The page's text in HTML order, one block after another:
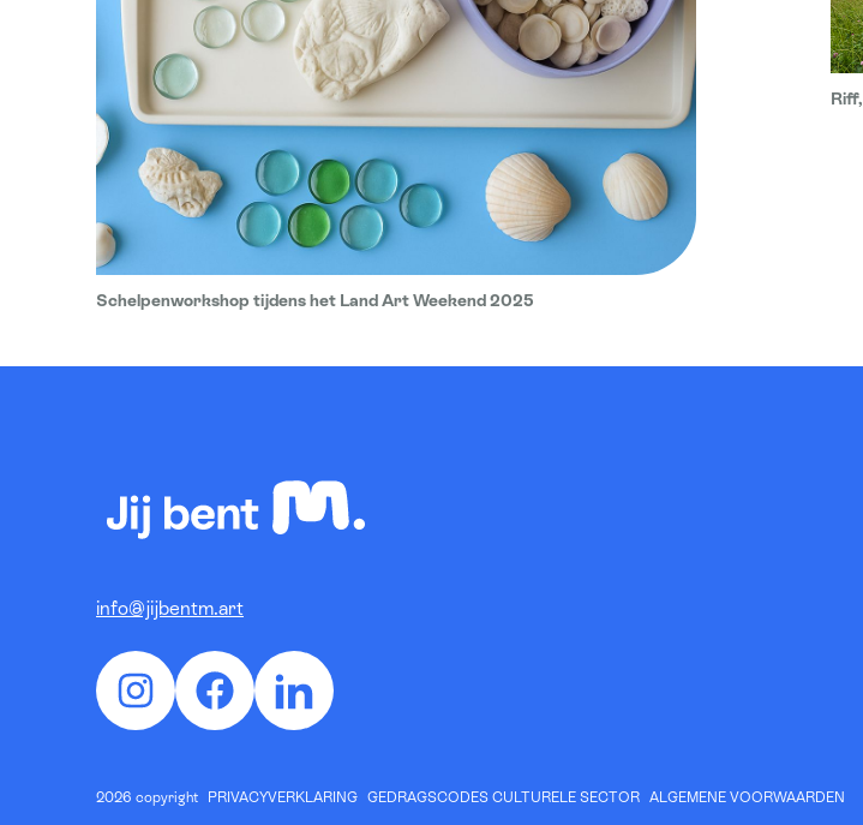
Schelpenworkshop tijdens het Land Art Weekend 2025
info@jijbentm.art
InstagramFacebookLinkedIn
2026 copyright PRIVACYVERKLARING GEDRAGSCODES CULTURELE SECTOR ALGEMENE VOORWAARDEN